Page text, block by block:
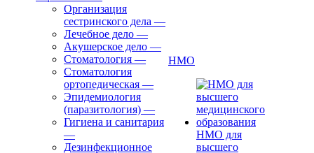
Организация
сестринского дела —
Лечебное дело —
Акушерское дело —
Стоматология —
Стоматология
ортопедическая —
Эпидемиология
(паразитология) —
Гигиена и санитария
—
Дезинфекционное
НМО
НМО для
высшего